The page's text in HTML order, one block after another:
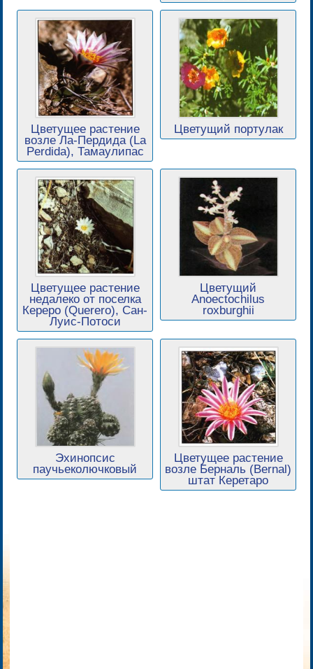
Цветущее растение
возле Ла-Пердида (La
Perdida), Тамаулипас
Цветущий портулак
Цветущее растение
недалеко от поселка
Кереро (Querero), Сан-
Луис-Потоси
Цветущий
Anoectochilus
roxburghii
Эхинопсис
паучьеколючковый
Цветущее растение
возле Берналь (Bernal)
штат Керетаро